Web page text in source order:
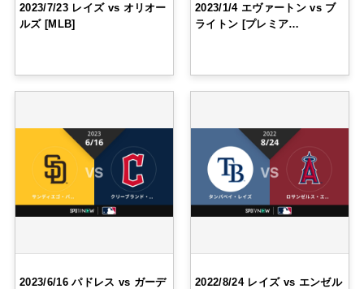
2023/7/23 レイズ vs オリオー
ルズ [MLB]
2023/1/4 エヴァートン vs ブ
ライトン [プレミア…
2023/6/16 パドレス vs ガーデ
2022/8/24 レイズ vs エンゼル